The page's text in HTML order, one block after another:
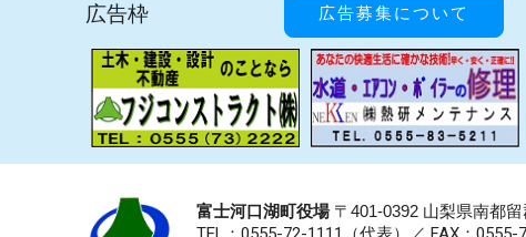
広告枠 広告募集について
富士河口湖町役場〒401-0392 山梨県南都